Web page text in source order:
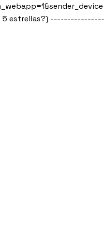
5 estrellas?)